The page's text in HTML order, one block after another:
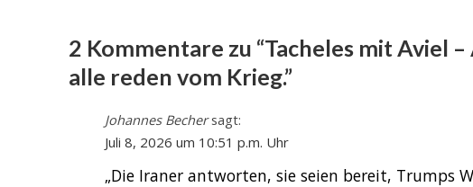
2 Kommentare zu “Tacheles mit Aviel
alle reden vom Krieg.”
Johannes Becher sagt:
Juli 8, 2026 um 10:51 p.m. Uhr
„Die Iraner antworten, sie seien bereit, Trumps